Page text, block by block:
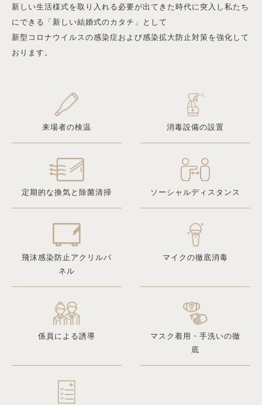
新しい生活様式を取り入れる必要が出てきた時代に突入し私たち
にできる「新しい結婚式のカタチ」として
新型コロナウイルスの感染症および感染拡大防止対策を強化して
おります。
来場者の検温 消毒設備の設置
定期的な換気と除菌清掃 ソーシャルディスタンス
飛沫感染防止アクリルパ
ネル
マイクの徹底消毒
係員による誘導
マスク着用・手洗いの徹
底